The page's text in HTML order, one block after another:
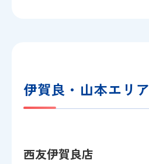
伊賀良・山本エリア
西友伊賀良店